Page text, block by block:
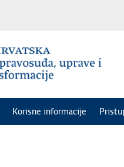
Korisne informacije